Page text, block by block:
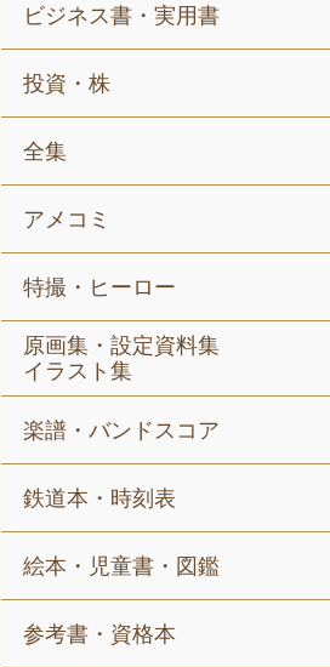
ビジネス書・実用書
投資・株
全集
アメコミ
特撮・ヒーロー
原画集・設定資料集
イラスト集
楽譜・バンドスコア
鉄道本・時刻表
絵本・児童書・図鑑
参考書・資格本